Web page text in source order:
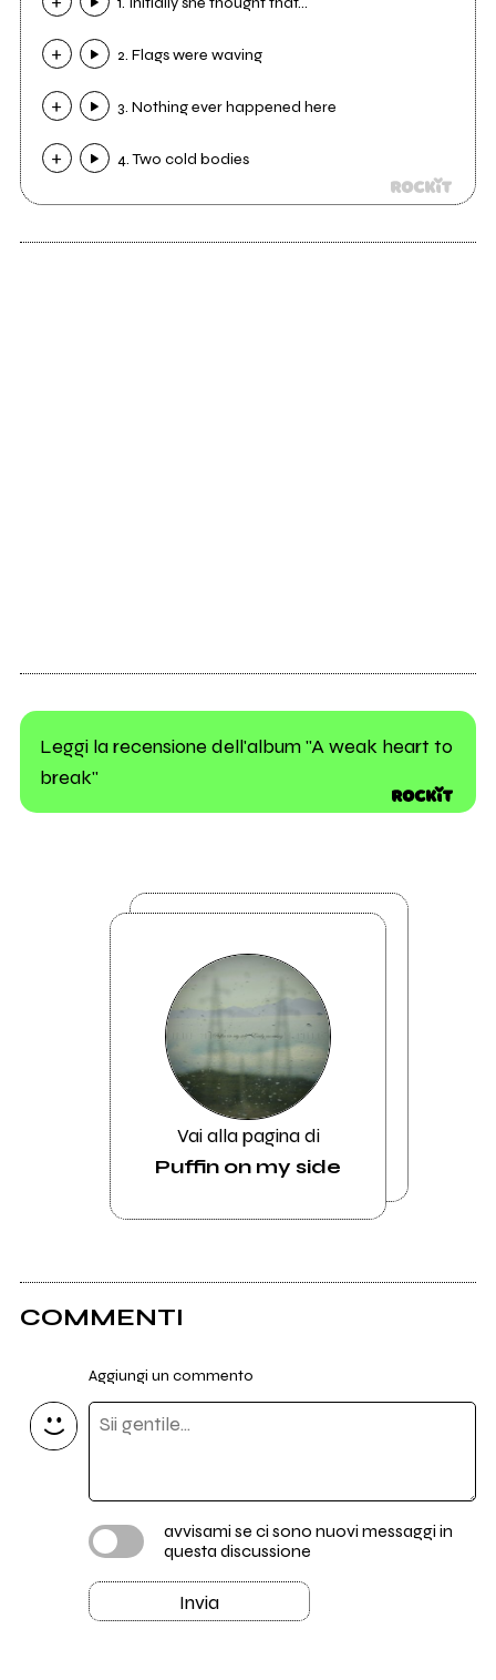
2. Flags were waving
3. Nothing ever happened here
4. Two cold bodies
Leggi la recensione dell'album "A weak heart to
break"
Vai alla pagina di
Puffin on my side
COMMENTI
Aggiungi un commento
avvisami se ci sono nuovi messaggi in
questa discussione
Invia